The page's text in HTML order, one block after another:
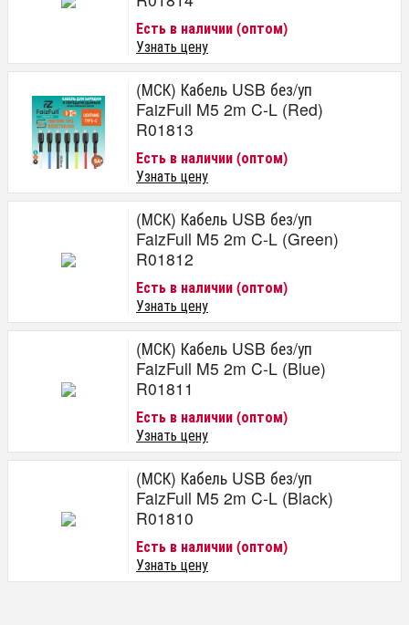
Есть в наличии (оптом)
Узнать цену
(МСК) Кабель USB без/уп
FaizFull M5 2m C-L (Red)
R01813
Есть в наличии (оптом)
Узнать цену
(МСК) Кабель USB без/уп
FaizFull M5 2m C-L (Green)
R01812
Есть в наличии (оптом)
Узнать цену
(МСК) Кабель USB без/уп
FaizFull M5 2m C-L (Blue)
R01811
Есть в наличии (оптом)
Узнать цену
(МСК) Кабель USB без/уп
FaizFull M5 2m C-L (Black)
R01810
Есть в наличии (оптом)
Узнать цену